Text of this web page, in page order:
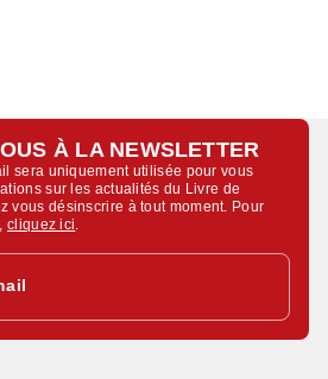
À LA NEWSLETTER
sera uniquement utilisée pour vous
sur les actualités du Livre de
vous désinscrire à tout moment. Pour
cliquez ici